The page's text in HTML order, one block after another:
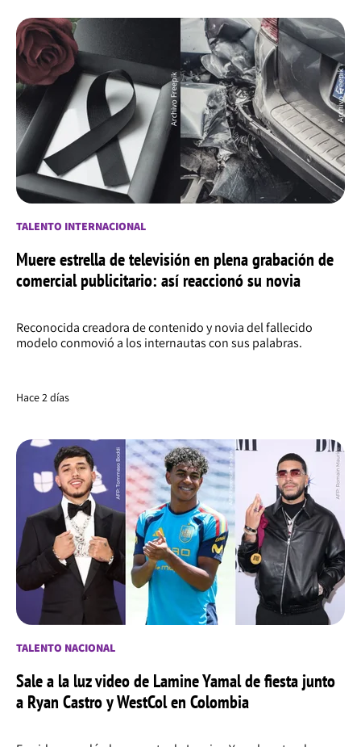
TALENTO INTERNACIONAL
Muere estrella de televisión en plena grabación de
comercial publicitario: así reaccionó su novia
Reconocida creadora de contenido y novia del fallecido
modelo conmovió a los internautas con sus palabras.
Hace 2 días
TALENTO NACIONAL
Sale a la luz video de Lamine Yamal de fiesta junto
a Ryan Castro y WestCol en Colombia